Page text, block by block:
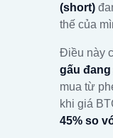
(short)
thế của
Điều này
gấu đang
mua từ
khi giá
45% so